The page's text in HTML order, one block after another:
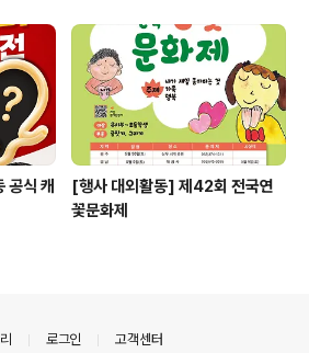
공식 캐
[행사 대외활동] 제42회 전국연
꽃문화제
로그인 고객센터